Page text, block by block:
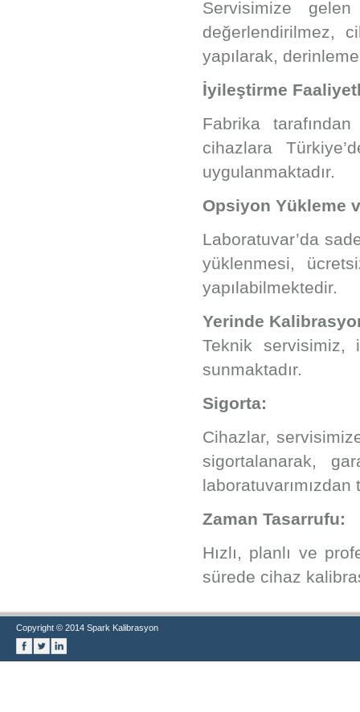
Servisimize
değerlendirilmez,
yapılarak,
İyileştirme
Fabrika
cihazlara
uygulanmaktadır.
Opsiyon Yükleme
Laboratuvar’da
yüklenmesi,
yapılabilmektedir.
Yerinde
Teknik servisimiz,
sunmaktadır.
Sigorta:
Cihazlar,
sigortalanarak,
Zaman Tasarrufu:
Hızlı, planlı ve
sürede cihaz
Copyright © 2014 Spark Kalibrasyon